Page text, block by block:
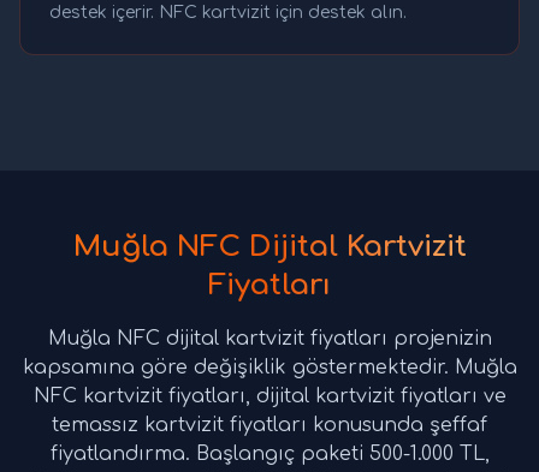
destek içerir. NFC kartvizit için destek alın.
Muğla NFC Dijital Kartvizit
Fiyatları
Muğla NFC dijital kartvizit fiyatları projenizin
kapsamına göre değişiklik göstermektedir. Muğla
NFC kartvizit fiyatları, dijital kartvizit fiyatları ve
temassız kartvizit fiyatları konusunda şeffaf
fiyatlandırma. Başlangıç paketi 500-1.000 TL,